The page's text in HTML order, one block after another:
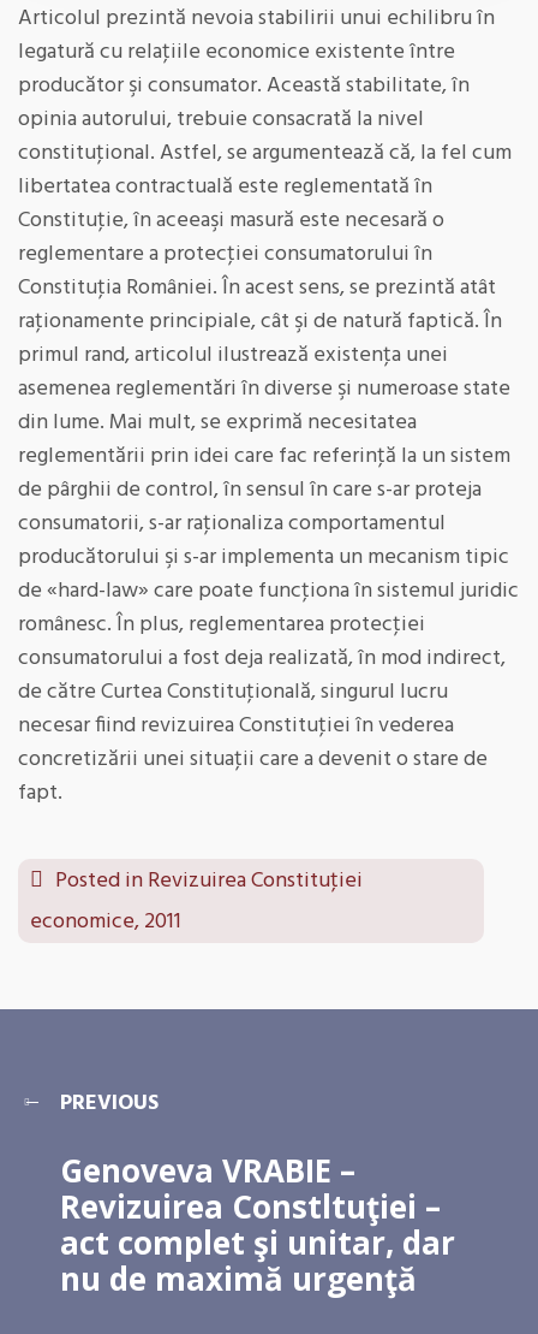
Articolul prezintă nevoia stabilirii unui echilibru în
legatură cu relaţiile economice existente între
producător şi consumator. Această stabilitate, în
opinia autorului, trebuie consacrată la nivel
constituţional. Astfel, se argumentează că, la fel cum
libertatea contractuală este reglementată în
Constituţie, în aceeaşi masură este necesară o
reglementare a protecţiei consumatorului în
Constituţia României. În acest sens, se prezintă atât
raţionamente principiale, cât şi de natură faptică. În
primul rand, articolul ilustrează existenţa unei
asemenea reglementări în diverse şi numeroase state
din lume. Mai mult, se exprimă necesitatea
reglementării prin idei care fac referinţă la un sistem
de pârghii de control, în sensul în care s-ar proteja
consumatorii, s-ar raţionaliza comportamentul
producătorului şi s-ar implementa un mecanism tipic
de «hard-law» care poate funcţiona în sistemul juridic
românesc. În plus, reglementarea protecţiei
consumatorului a fost deja realizată, în mod indirect,
de către Curtea Constituţională, singurul lucru
necesar fiind revizuirea Constituţiei în vederea
concretizării unei situaţii care a devenit o stare de
fapt.
Posted inRevizuirea Constituţiei
economice, 2011
PREVIOUS
Genoveva VRABIE –
Revizuirea Constltuţiei –
act complet şi unitar, dar
nu de maximă urgenţă